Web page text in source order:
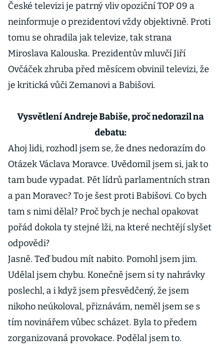
České televizi je patrný vliv opoziční TOP 09 a
neinformuje o prezidentovi vždy objektivně. Proti
tomu se ohradila jak televize, tak strana
Miroslava Kalouska. Prezidentův mluvčí Jiří
Ovčáček zhruba před měsícem obvinil televizi, že
je kritická vůči Zemanovi a Babišovi.
Vysvětlení Andreje Babiše, proč nedorazil na
debatu:
Ahoj lidi, rozhodl jsem se, že dnes nedorazím do
Otázek Václava Moravce. Uvědomil jsem si, jak to
tam bude vypadat. Pět lídrů parlamentních stran
a pan Moravec? To je šest proti Babišovi. Co bych
tam s nimi dělal? Proč bych je nechal opakovat
pořád dokola ty stejné lži, na které nechtějí slyšet
odpovědi?
Jasně. Teď budou mít nabito. Pomohl jsem jim.
Udělal jsem chybu. Konečně jsem si ty nahrávky
poslechl, a i když jsem přesvědčený, že jsem
nikoho neúkoloval, přiznávám, neměl jsem se s
tím novinářem vůbec scházet. Byla to předem
zorganizovaná provokace. Podělal jsem to.